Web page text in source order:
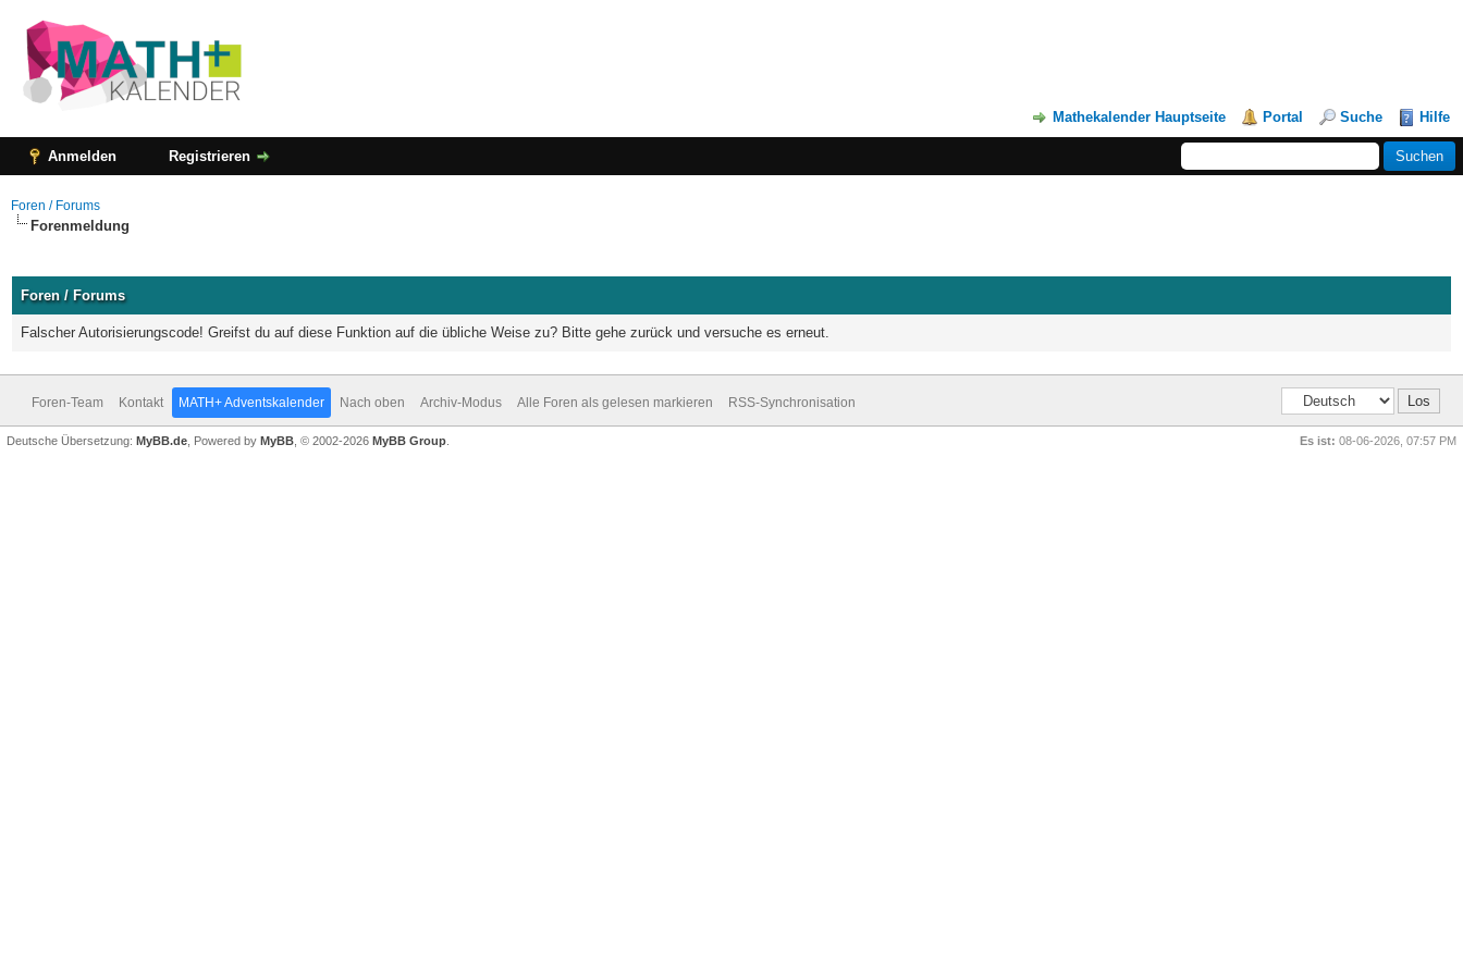
Mathekalender Hauptseite Portal Suche Hilfe
Anmelden Registrieren
Foren / Forums
Forenmeldung
Foren / Forums
Falscher Autorisierungscode! Greifst du auf diese Funktion auf die übliche Weise zu? Bitte gehe zurück und versuche es erneut.
Foren-Team Kontakt MATH+ Adventskalender Nach oben Archiv-Modus Alle Foren als gelesen markieren RSS-Synchronisation
Es ist: 08-06-2026, 07:57 PM
Deutsche Übersetzung: MyBB.de , Powered by MyBB , © 2002-2026 MyBB Group